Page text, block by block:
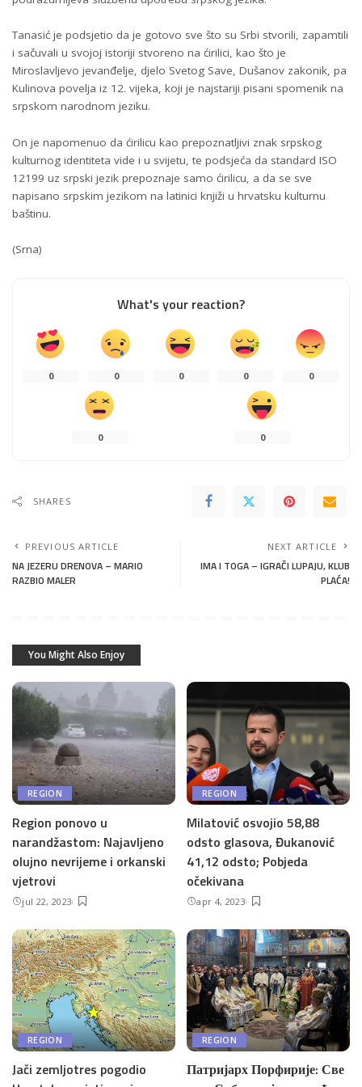
Tanasić je podsjetio da je gotovo sve što su Srbi stvorili, zapamtili
i sačuvali u svojoj istoriji stvoreno na ćirilici, kao što je
Miroslavljevo jevanđelje, djelo Svetog Save, Dušanov zakonik, pa
Kulinova povelja iz 12. vijeka, koji je najstariji pisani spomenik na
srpskom narodnom jeziku.
On je napomenuo da ćirilicu kao prepoznatljivi znak srpskog
kulturnog identiteta vide i u svijetu, te podsjeća da standard ISO
12199 uz srpski jezik prepoznaje samo ćirilicu, a da se sve
napisano srpskim jezikom na latinici knjiži u hrvatsku kulturnu
baštinu.
(Srna)
What's your reaction?
0 0 0 0 0
0 0
SHARES
PREVIOUS ARTICLE
NA JEZERU DRENOVA – MARIO
RAZBIO MALER
NEXT ARTICLE
IMA I TOGA – IGRAČI LUPAJU, KLUB
PLAĆA!
You Might Also Enjoy
REGION
Region ponovo u
narandžastom: Najavljeno
olujno nevrijeme i orkanski
vjetrovi
jul 22, 2023
REGION
Milatović osvojio 58,88
odsto glasova, Đukanović
41,12 odsto; Pobjeda
očekivana
apr 4, 2023
REGION
Jači zemljotres pogodio
REGION
Патријарх Порфирије: Све